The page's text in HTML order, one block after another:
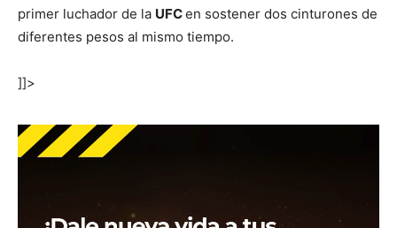
primer luchador de la UFCen sostener dos cinturones de
diferentes pesos al mismo tiempo.
]]>